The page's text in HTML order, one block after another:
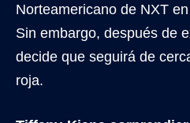
Norteamericano de NXT
Sin embargo, después de
decide que seguirá de
roja.